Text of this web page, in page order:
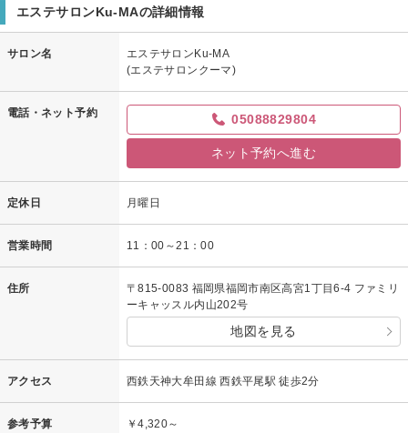
エステサロンKu-MAの詳細情報
サロン名
エステサロンKu-MA
(エステサロンクーマ)
電話・ネット予約 05088829804
ネット予約へ進む
定休日 月曜日
営業時間 11：00～21：00
住所
〒815-0083 福岡県福岡市南区高宮1丁目6-4 ファミリ
ーキャッスル内山202号
地図を見る
アクセス 西鉄天神大牟田線 西鉄平尾駅 徒歩2分
参考予算 ￥4,320～